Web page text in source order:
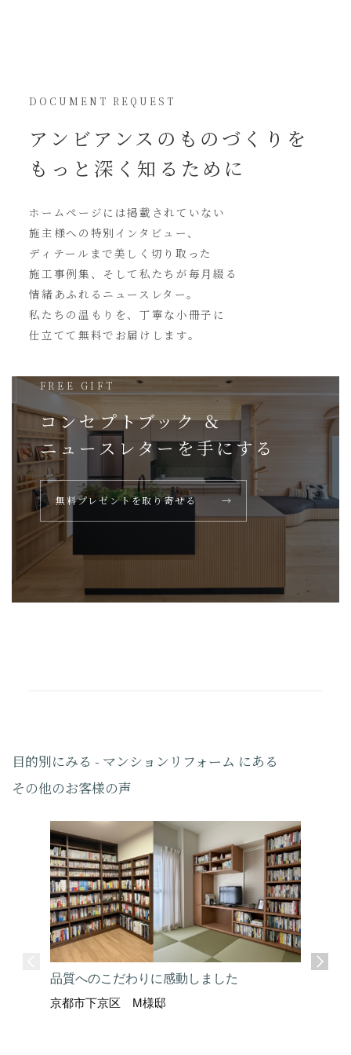
DOCUMENT REQUEST
アンビアンスの ものづくりを
もっと深く知るために
ホームページには掲載されていない
施主様への特別インタビュー、
ディテールまで美しく切り取った
施工事例集、そして私たちが毎月綴る
情緒あふれるニュースレター。
私たちの温もりを、丁寧な小冊子に
仕立てて無料でお届けします。
FREE GIFT
コンセプトブック ＆
ニュースレターを手にする
無料プレゼントを取り寄せる →
目的別にみる - マンションリフォーム にある
その他のお客様の声
品質へのこだわりに感動しました
京都市下京区 M様邸